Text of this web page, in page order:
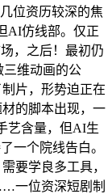
位资历较深的焦
AI仿线部。仅正
，之后！最初仍
三维动画的公
片，形势迫正在
的脚本出现，一
艺含量，但AI生
一个院线告白。
要学良多工具，
一位资深短剧制